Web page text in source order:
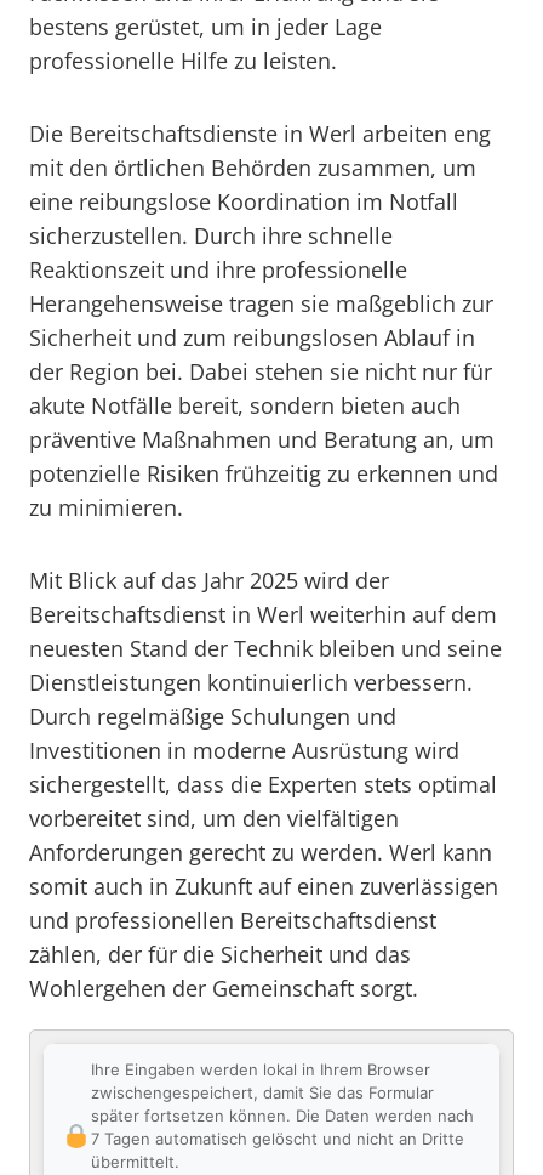
bestens gerüstet, um in jeder Lage
professionelle Hilfe zu leisten.
Die Bereitschaftsdienste in Werl arbeiten eng
mit den örtlichen Behörden zusammen, um
eine reibungslose Koordination im Notfall
sicherzustellen. Durch ihre schnelle
Reaktionszeit und ihre professionelle
Herangehensweise tragen sie maßgeblich zur
Sicherheit und zum reibungslosen Ablauf in
der Region bei. Dabei stehen sie nicht nur für
akute Notfälle bereit, sondern bieten auch
präventive Maßnahmen und Beratung an, um
potenzielle Risiken frühzeitig zu erkennen und
zu minimieren.
Mit Blick auf das Jahr 2025 wird der
Bereitschaftsdienst in Werl weiterhin auf dem
neuesten Stand der Technik bleiben und seine
Dienstleistungen kontinuierlich verbessern.
Durch regelmäßige Schulungen und
Investitionen in moderne Ausrüstung wird
sichergestellt, dass die Experten stets optimal
vorbereitet sind, um den vielfältigen
Anforderungen gerecht zu werden. Werl kann
somit auch in Zukunft auf einen zuverlässigen
und professionellen Bereitschaftsdienst
zählen, der für die Sicherheit und das
Wohlergehen der Gemeinschaft sorgt.
Ihre Eingaben werden lokal in Ihrem Browser
zwischengespeichert, damit Sie das Formular
später fortsetzen können. Die Daten werden nach
7 Tagen automatisch gelöscht und nicht an Dritte
übermittelt.